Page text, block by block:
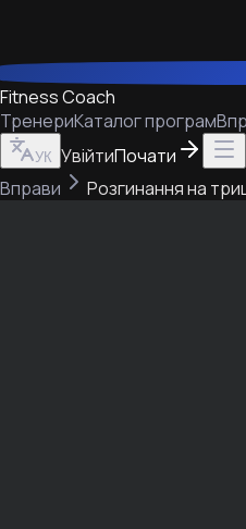
Fitness Coach
ТренериКаталог програм
УК УвійтиПочати
Вправи
Розгинання на